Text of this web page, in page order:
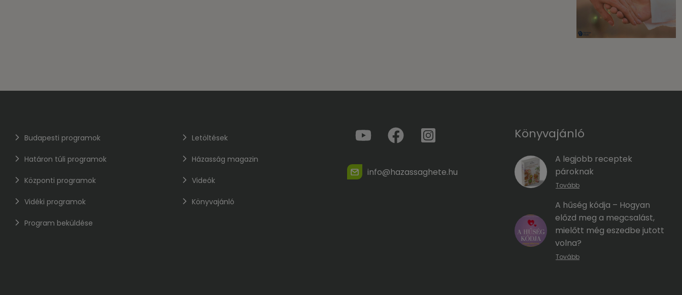
Budapesti programok
Határon túli programok
Központi programok
Vidéki programok
Program beküldése
Letöltések
Házasság magazin
Videók
Könyvajánló
info@hazassaghete.hu
Könyvajánló
A legjobb receptek
pároknak
Tovább
A hűség kódja – Hogyan
előzd meg a megcsalást,
mielőtt még eszedbe jutott
volna?
Tovább